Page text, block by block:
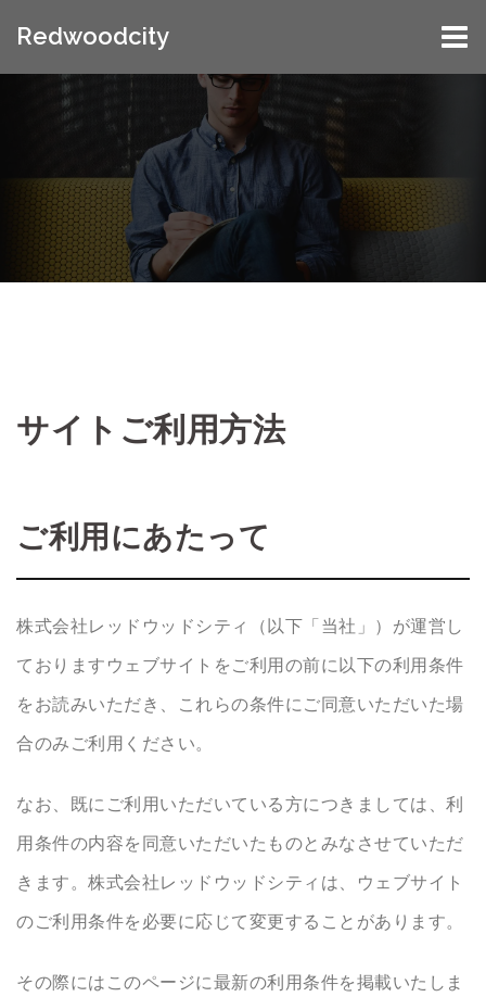
content
Redwoodcity
サイトご利用方法
ご利用にあたって
株式会社レッドウッドシティ（以下「当社」）が運営し
ておりますウェブサイトをご利用の前に以下の利用条件
をお読みいただき、これらの条件にご同意いただいた場
合のみご利用ください。
なお、既にご利用いただいている方につきましては、利
用条件の内容を同意いただいたものとみなさせていただ
きます。株式会社レッドウッドシティは、ウェブサイト
のご利用条件を必要に応じて変更することがあります。
その際にはこのページに最新の利用条件を掲載いたしま